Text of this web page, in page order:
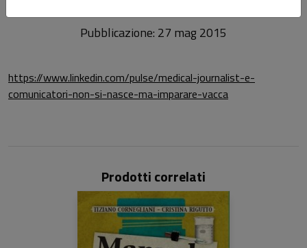
Pubblicazione: 27 mag 2015
https://www.linkedin.com/pulse/medical-journalist-e-
comunicatori-non-si-nasce-ma-imparare-vacca
Prodotti correlati